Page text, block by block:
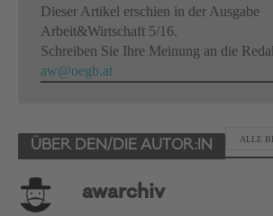
Dieser Artikel erschien in der Ausgabe
Arbeit&Wirtschaft 5/16.
Schreiben Sie Ihre Meinung an die
aw@oegb.at
ÜBER DEN/DIE AUTOR:IN
ALLE
awarchiv